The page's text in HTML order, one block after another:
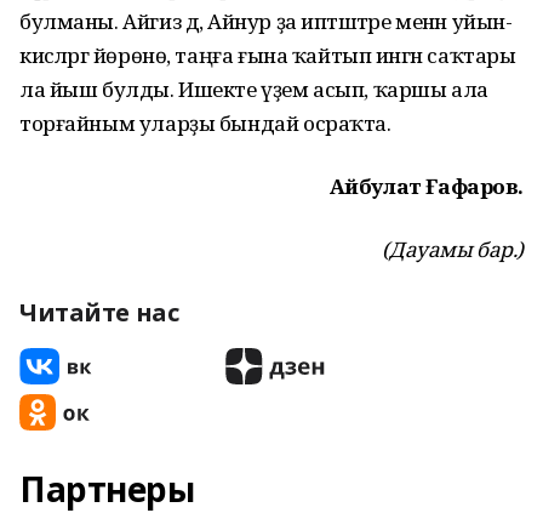
булманы. Айгиз дә, Айнур ҙа иптәштәре менән уйын-
кисәләргә йөрөнө, таңға ғына ҡайтып ингән саҡтары
ла йыш булды. Ишекте үҙем асып, ҡаршы ала
торғайным уларҙы бындай осраҡта.
Айбулат Ғафаров.
(Дауамы бар.)
Читайте нас
Партнеры